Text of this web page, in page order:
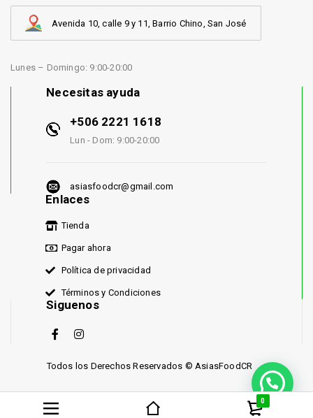
Avenida 10, calle 9 y 11, Barrio Chino, San José
Lunes – Domingo: 9:00-20:00
Necesitas ayuda
+506 2221 1618
Lun - Dom: 9:00-20:00
asiasfoodcr@gmail.com
Enlaces
Tienda
Pagar ahora
Política de privacidad
Términos y Condiciones
Siguenos
Todos los Derechos Reservados © AsiasFoodCR
0